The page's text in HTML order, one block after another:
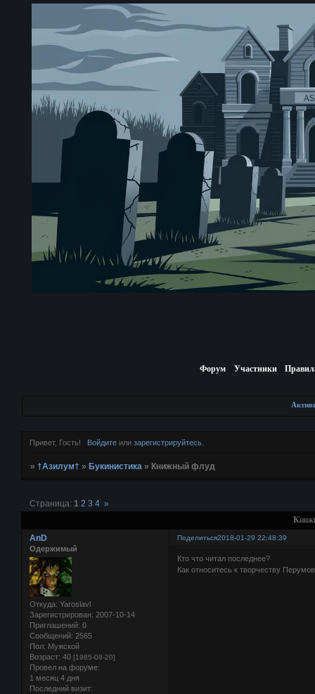
Форум Участники
Привет, Гость! Войдитеили зарегистрируйтесь.
»†Азилум† »Букинистика » Книжный флуд
Страница: 1 2 3 4 »
Поделиться2018-01-29 22:48:39
AnD
Одержимый
Откуда: Yaroslavl
Зарегистрирован: 2007-10-14
Приглашений: 0
Сообщений: 2565
Пол: Мужской
Возраст: 40 [1985-08-20]
Провел на форуме:
1 месяц 4 дня
Последний визит:
Кто что читал последнее?
Как относитесь к творчеству